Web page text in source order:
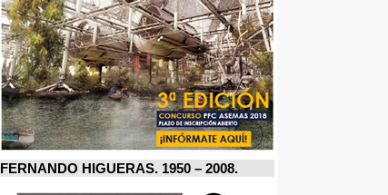
FERNANDO HIGUERAS. 1950 – 2008.